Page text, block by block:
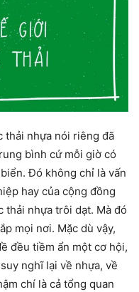
thải nhựa nói riêng đã
bình cứ mỗi giờ có
Đó không chỉ là vấn
hay của cộng đồng
thải nhựa trôi dạt. Mà đó
mọi nơi. Mặc dù vậy,
đều tiềm ẩn một cơ hội,
nghĩ lại về nhựa, về
chí là cả tổng quan